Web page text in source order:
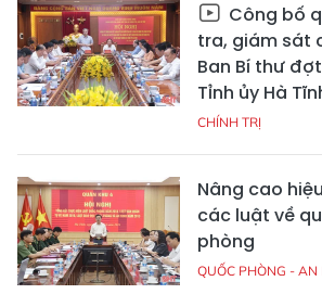
Công bố
tra, giám sát
Ban Bí thư
Tỉnh ủy Hà
CHÍNH TRỊ
Nâng cao
các luật về
phòng
QUỐC PHÒNG - AN